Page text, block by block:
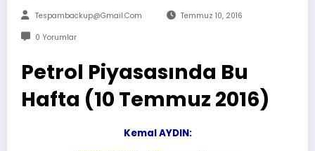
Tespambackup@gmail.com Temmuz 10, 2016
0 Yorumlar
Petrol Piyasasında Bu
Hafta (10 Temmuz 2016)
Kemal AYDIN: